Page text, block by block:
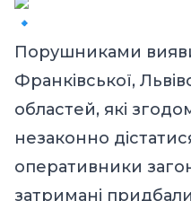
Порушниками
Франківської,
областей, які
незаконно
оперативники
затримані